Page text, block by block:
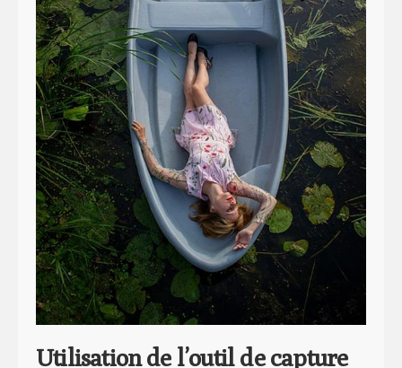
Utilisation de l’outil de capture